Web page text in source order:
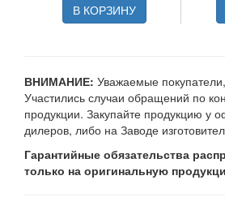
В КОРЗИНУ
ВНИМАНИЕ: Уважаемые
Участились случаи обращений по
продукции. Закупайте продукцию у
дилеров, либо на Заводе
Гарантийные обязательства
только на оригинальную